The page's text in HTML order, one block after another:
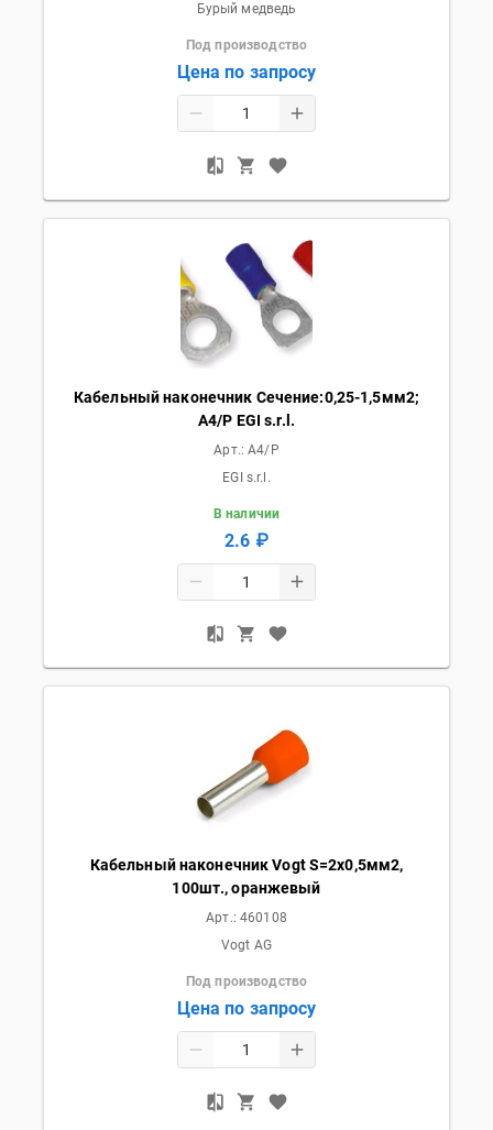
Бурый медведь
Под производство
Цена по запросу
Кабельный наконечник Сечение:0,25-1,5мм2;
A4/P EGI s.r.l.
Арт.:A4/P
EGI s.r.l.
В наличии
2.6 ₽
Кабельный наконечник Vogt S=2х0,5мм2,
100шт., оранжевый
Арт.: 460108
Vogt AG
Под производство
Цена по запросу